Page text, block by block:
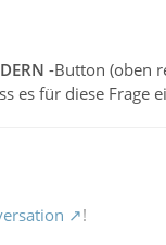
-Button (oben
es für diese Frage
!